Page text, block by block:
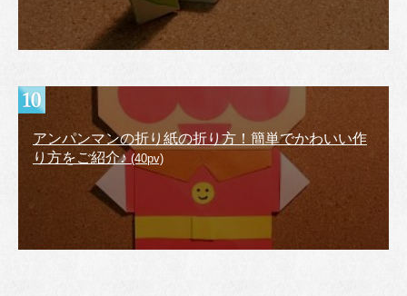
アンパンマンの折り紙の折り方！簡単でかわいい作
り方をご紹介♪ (40pv)